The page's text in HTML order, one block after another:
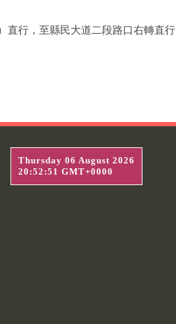
直行，至縣民大道二段路口右轉直行
Thursday 06 August 2026
20:52:51 GMT+0000